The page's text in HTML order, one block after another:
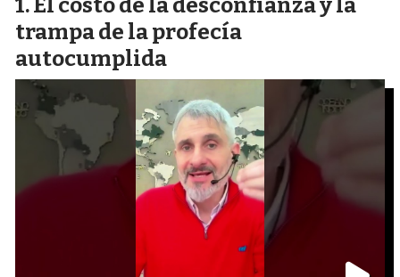
trampa de la profecía
autocumplida